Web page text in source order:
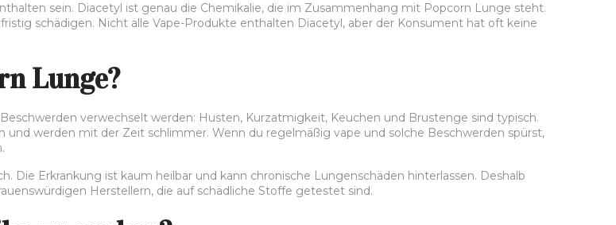
sein. Diacetyl ist genau die Chemikalie, die im Zusammenhang mit Popcorn Lunge steht.
schädigen. Nicht alle Vape-Produkte enthalten Diacetyl, aber der Konsument hat oft keine
Lunge?
verwechselt werden: Husten, Kurzatmigkeit, Keuchen und Brustenge sind typisch.
werden mit der Zeit schlimmer. Wenn du regelmäßig vape und solche Beschwerden spürst,
Die Erkrankung ist kaum heilbar und kann chronische Lungenschäden hinterlassen. Deshalb
Herstellern, die auf schädliche Stoffe getestet sind.